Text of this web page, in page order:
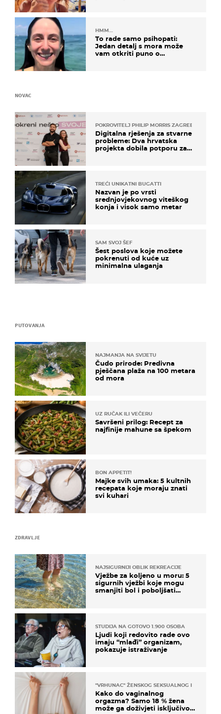
ZDRAVLJE
NAJSIGURNIJI OBLIK REKREACIJE
Vježbe za koljeno u moru: 5
sigurnih vježbi koje mogu
smanjiti bol i poboljšati
STUDIJA NA GOTOVO 1.900 OSOBA
Ljudi koji redovito rade ovo
imaju “mlađi” organizam,
pokazuje istraživanje
"VRHUNAC" ŽENSKOG SEKSUALNOG ISKUSTVA
Kako do vaginalnog
orgazma? Samo 18 % žena
može ga doživjeti isključivo
HMM…
To rade samo psihopati:
Jedan detalj s mora može
vam otkriti puno o
PUTOVANJA
NAJMANJA NA SVIJETU
Čudo prirode: Predivna
pješčana plaža na 100 metara
od mora
UZ RUČAK ILI VEČERU
Savršeni prilog: Recept za
najfinije mahune sa špekom
BON APPETIT!
Majke svih umaka: 5 kultnih
recepata koje moraju znati
svi kuhari
NOVAC
POKROVITELJ PHILIP MORRIS ZAGREB
Digitalna rješenja za stvarne
probleme: Dva hrvatska
projekta dobila potporu za
TREĆI UNIKATNI BUGATTI
Nazvan je po vrsti
srednjovjekovnog viteškog
konja i visok samo metar
SAM SVOJ ŠEF
Šest poslova koje možete
pokrenuti od kuće uz
minimalna ulaganja